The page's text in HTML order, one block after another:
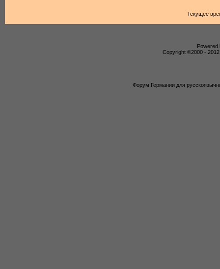
Текущее
Powered
Copyright ©2000 -
Форум Германии для